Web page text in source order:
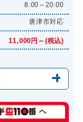
8,800円～(税込)
11,000円～(税込)
8:00～20:00
唐津市対応
11,000円～(税込)
6,600円～(税込)